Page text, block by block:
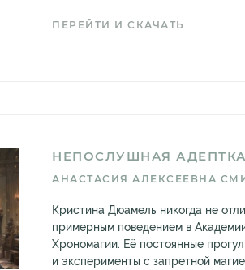
ПЕРЕЙТИ И СКАЧАТЬ
НЕПОСЛУШНАЯ АДЕПТКА
АНАСТАСИЯ АЛЕКСЕЕВНА
Кристина Дюамель никогда не
примерным поведением в
Хрономагии. Её постоянные
и эксперименты с запретной